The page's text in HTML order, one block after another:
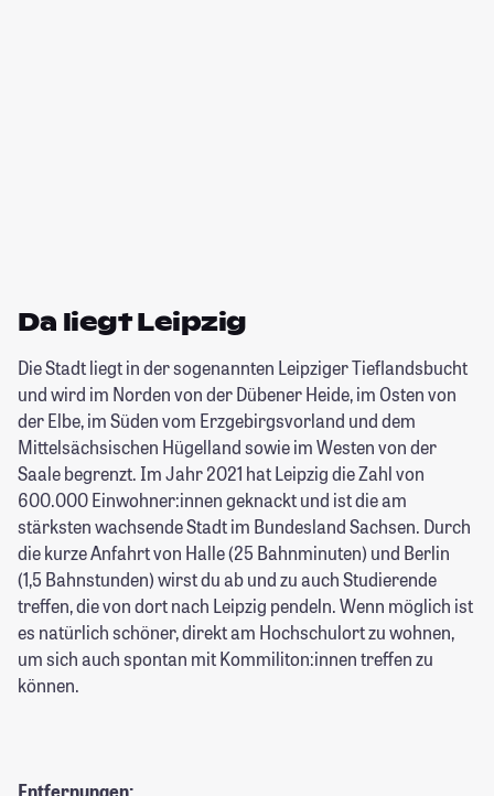
Da liegt Leipzig
Die Stadt liegt in der sogenannten Leipziger Tieflandsbucht
und wird im Norden von der Dübener Heide, im Osten von
der Elbe, im Süden vom Erzgebirgsvorland und dem
Mittelsächsischen Hügelland sowie im Westen von der
Saale begrenzt. Im Jahr 2021 hat Leipzig die Zahl von
600.000 Einwohner:innen geknackt und ist die am
stärksten wachsende Stadt im Bundesland Sachsen. Durch
die kurze Anfahrt von Halle (25 Bahnminuten) und Berlin
(1,5 Bahnstunden) wirst du ab und zu auch Studierende
treffen, die von dort nach Leipzig pendeln. Wenn möglich ist
es natürlich schöner, direkt am Hochschulort zu wohnen,
um sich auch spontan mit Kommiliton:innen treffen zu
können.
Entfernungen: